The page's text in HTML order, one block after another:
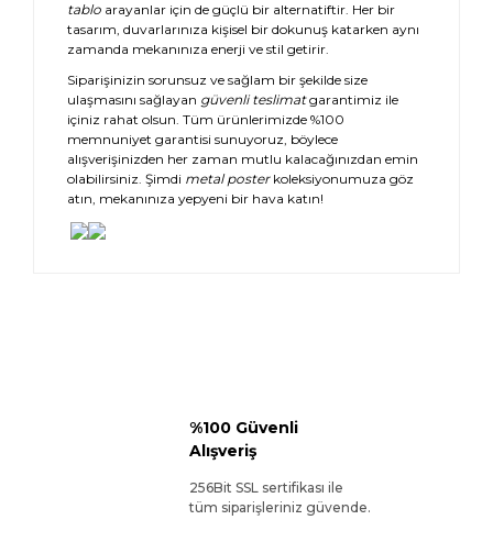
tablo arayanlar için de güçlü bir alternatiftir. Her bir
tasarım, duvarlarınıza kişisel bir dokunuş katarken aynı
zamanda mekanınıza enerji ve stil getirir.
Siparişinizin sorunsuz ve sağlam bir şekilde size
ulaşmasını sağlayan güvenli teslimatgarantimiz ile
içiniz rahat olsun. Tüm ürünlerimizde %100
memnuniyet garantisi sunuyoruz, böylece
alışverişinizden her zaman mutlu kalacağınızdan emin
olabilirsiniz. Şimdi metal posterkoleksiyonumuza göz
atın, mekanınıza yepyeni bir hava katın!
%100 Güvenli
Alışveriş
256Bit SSL sertifikası ile
tüm siparişleriniz güvende.